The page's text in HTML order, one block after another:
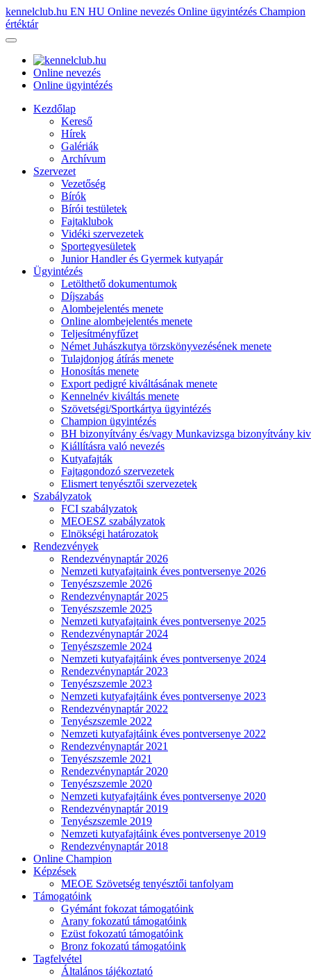
kennelclub.hu EN HU Online nevezés Online ügyintézés Champion
értéktár
Online nevezés
Online ügyintézés
Kezdőlap
Kereső
Hírek
Galériák
Archívum
Szervezet
Vezetőség
Bírók
Bírói testületek
Fajtaklubok
Vidéki szervezetek
Sportegyesületek
Junior Handler és Gyermek kutyapár
Ügyintézés
Letölthető dokumentumok
Díjszabás
Alombejelentés menete
Online alombejelentés menete
Teljesítményfűzet
Német Juhászkutya törzskönyvezésének menete
Tulajdonjog átírás menete
Honosítás menete
Export pedigré kiváltásának menete
Kennelnév kiváltás menete
Szövetségi/Sportkártya ügyintézés
Champion ügyintézés
BH bizonyítvány és/vagy Munkavizsga bizonyítvány
Kiállításra való nevezés
Kutyafajták
Fajtagondozó szervezetek
Elismert tenyésztői szervezetek
Szabályzatok
FCI szabályzatok
MEOESZ szabályzatok
Elnökségi határozatok
Rendezvények
Rendezvénynaptár 2026
Nemzeti kutyafajtaink éves pontversenye 2026
Tenyészszemle 2026
Rendezvénynaptár 2025
Tenyészszemle 2025
Nemzeti kutyafajtaink éves pontversenye 2025
Rendezvénynaptár 2024
Tenyészszemle 2024
Nemzeti kutyafajtáink éves pontversenye 2024
Rendezvénynaptár 2023
Tenyészszemle 2023
Nemzeti kutyafajtáink éves pontversenye 2023
Rendezvénynaptár 2022
Tenyészszemle 2022
Nemzeti kutyafajtáink éves pontversenye 2022
Rendezvénynaptár 2021
Tenyészszemle 2021
Rendezvénynaptár 2020
Tenyészszemle 2020
Nemzeti kutyafajtáink éves pontversenye 2020
Rendezvénynaptár 2019
Tenyészszemle 2019
Nemzeti kutyafajtáink éves pontversenye 2019
Rendezvénynaptár 2018
Online Champion
Képzések
MEOE Szövetség tenyésztői tanfolyam
Támogatóink
Gyémánt fokozat támogatóink
Arany fokozatú támogatóink
Ezüst fokozatú támogatóink
Bronz fokozatú támogatóink
Tagfelvétel
Általános tájékoztató